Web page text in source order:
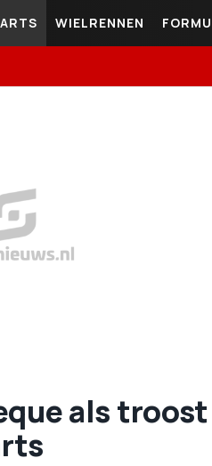
WIELRENNEN
als troost